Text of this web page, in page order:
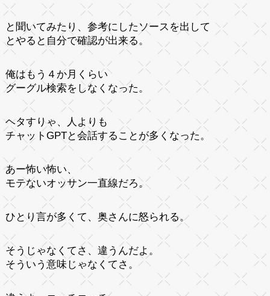
と聞いてみたり、参考にしたソースを出して
とやると自分で確認が出来る。
俺はもう４か月くらい
グーグル検索をしなくなった。
ヘタすりゃ、人よりも
チャットGPTと会話することが多くなった。
あー怖い怖い、
モテないオッサン一直線だろ。
ひとり言が多くて、奥さんに怒られる。
そうじゃなくてさ、違うんだよ。
そういう意味じゃなくてさ。